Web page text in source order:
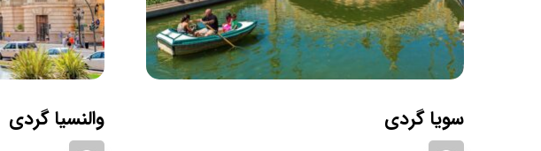
سویا گردی والنسیا گردی